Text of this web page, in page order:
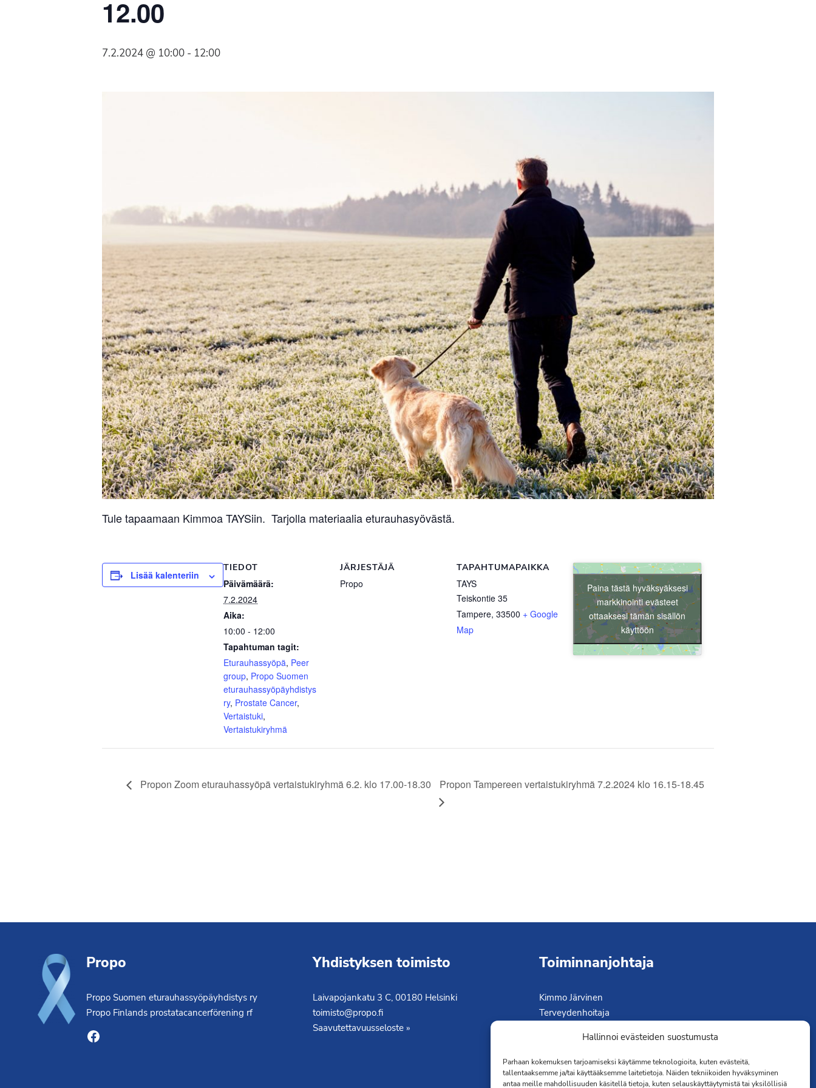
Hallinnoi evästeiden suostumusta
Parhaan kokemuksen tarjoamiseksi käytämme teknologioita, kuten evästeitä,
tallentaaksemme ja/tai käyttääksemme laitetietoja. Näiden tekniikoiden hyväksyminen
antaa meille mahdollisuuden käsitellä tietoja, kuten selauskäyttäytymistä tai yksilöllisiä
Syöpäyhdistyksen12.00
7.2.2024 @ 10:00 - 12:00
Tule tapaamaan Kimmoa TAYSiin. Tarjolla materiaalia eturauhasyövästä.
Lisää kalenteriin
TIEDOT
Päivämäärä:
7.2.2024
Aika:
10:00 - 12:00
Tapahtuman tagit:
Eturauhassyöpä, Peer
group, Propo Suomen
eturauhassyöpäyhdistys
ry, Prostate Cancer,
Vertaistuki,
Vertaistukiryhmä
JÄRJESTÄJÄ
Propo
TAPAHTUMAPAIKKA
TAYS
Teiskontie 35
Tampere, 33500 + Google
Map
Paina tästä hyväksyäksesi
markkinointi evästeet
ottaaksesi tämän sisällön
käyttöön
Propon Zoom eturauhassyöpä vertaistukiryhmä 6.2. klo 17.00-18.30 Propon Tampereen vertaistukiryhmä 7.2.2024 klo 16.15-18.45
Propo
Propo Suomen eturauhassyöpäyhdistys ry
Propo Finlands prostatacancerförening rf
Facebook
Yhdistyksen toimisto
Laivapojankatu 3 C, 00180 Helsinki
toimisto@propo.fi
Saavutettavuusseloste »
Toiminnanjohtaja
Kimmo Järvinen
Terveydenhoitaja